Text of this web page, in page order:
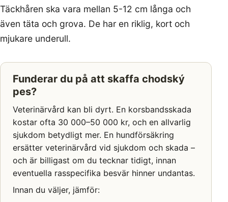
Täckhåren ska vara mellan 5-12 cm långa och
även täta och grova. De har en riklig, kort och
mjukare underull.
Funderar du på att skaffa chodský
pes?
Veterinärvård kan bli dyrt. En korsbandsskada
kostar ofta 30 000–50 000 kr, och en allvarlig
sjukdom betydligt mer. En hundförsäkring
ersätter veterinärvård vid sjukdom och skada –
och är billigast om du tecknar tidigt, innan
eventuella rasspecifika besvär hinner undantas.
Innan du väljer, jämför: